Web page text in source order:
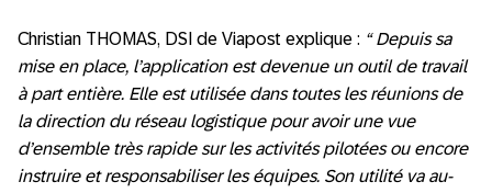
Christian THOMAS, DSI de Viapost explique : “ Depuis sa
mise en place, l’application est devenue un outil de travail
à part entière. Elle est utilisée dans toutes les réunions de
la direction du réseau logistique pour avoir une vue
d’ensemble très rapide sur les activités pilotées ou encore
instruire et responsabiliser les équipes. Son utilité va au-